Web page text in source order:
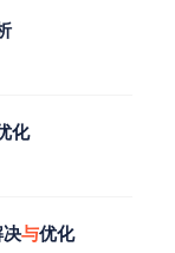
化
决与优化